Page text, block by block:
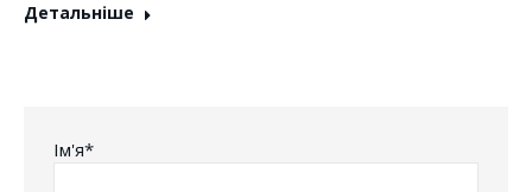
Детальніше
Iм'я*